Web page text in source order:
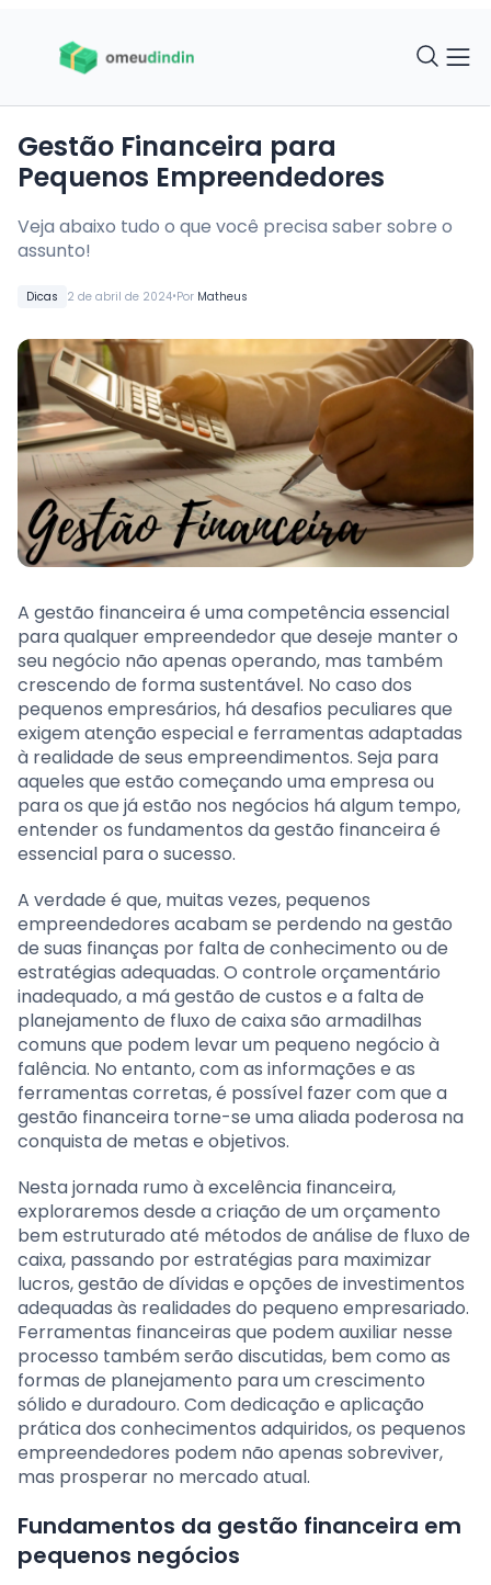
Dicas 2 de abril de 2024•Por Matheus
Gestão Financeira para
Pequenos Empreendedores
Veja abaixo tudo o que você precisa saber sobre o
assunto!
A gestão financeira é uma competência essencial
para qualquer empreendedor que deseje manter o
seu negócio não apenas operando, mas também
crescendo de forma sustentável. No caso dos
pequenos empresários, há desafios peculiares que
exigem atenção especial e ferramentas adaptadas
à realidade de seus empreendimentos. Seja para
aqueles que estão começando uma empresa ou
para os que já estão nos negócios há algum tempo,
entender os fundamentos da gestão financeira é
essencial para o sucesso.
A verdade é que, muitas vezes, pequenos
empreendedores acabam se perdendo na gestão
de suas finanças por falta de conhecimento ou de
estratégias adequadas. O controle orçamentário
inadequado, a má gestão de custos e a falta de
planejamento de fluxo de caixa são armadilhas
comuns que podem levar um pequeno negócio à
falência. No entanto, com as informações e as
ferramentas corretas, é possível fazer com que a
gestão financeira torne-se uma aliada poderosa na
conquista de metas e objetivos.
Nesta jornada rumo à excelência financeira,
exploraremos desde a criação de um orçamento
bem estruturado até métodos de análise de fluxo de
caixa, passando por estratégias para maximizar
lucros, gestão de dívidas e opções de investimentos
adequadas às realidades do pequeno empresariado.
Ferramentas financeiras que podem auxiliar nesse
processo também serão discutidas, bem como as
formas de planejamento para um crescimento
sólido e duradouro. Com dedicação e aplicação
prática dos conhecimentos adquiridos, os pequenos
empreendedores podem não apenas sobreviver,
mas prosperar no mercado atual.
Fundamentos da gestão financeira em
pequenos negócios